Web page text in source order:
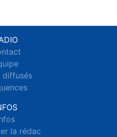
diffusés
la rédac